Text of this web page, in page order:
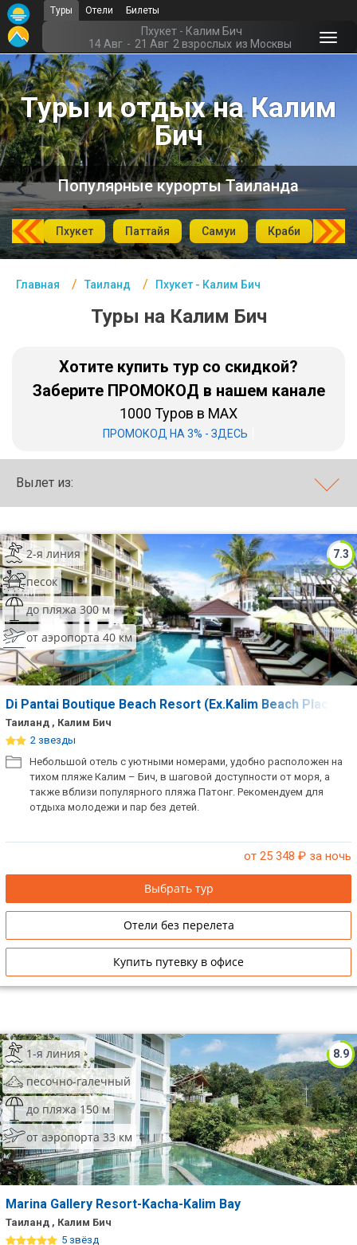
Туры Отели Билеты
Пхукет - Калим Бич
14 Авг - 21 Авг 2 взрослых из Москвы
Туры и отдых на Калим
Бич
Популярные курорты Таиланда
Пхукет Паттайя Самуи Краби Као
Главная Таиланд Пхукет - Калим Бич
Туры на Калим Бич
Хотите купить тур со скидкой?
Заберите ПРОМОКОД в нашем канале
1000 Туров в MAX
ПРОМОКОД НА 3% - ЗДЕСЬ
Вылет из:
7.3
2-я линия
песок
до пляжа 300 м
от аэропорта 40 км
Di Pantai Boutique Beach Resort (Ex.Kalim Beach Place)
Таиланд , Калим Бич
2 звезды
Небольшой отель с уютными номерами, удобно расположен на
тихом пляже Калим – Бич, в шаговой доступности от моря, а
также вблизи популярного пляжа Патонг. Рекомендуем для
отдыха молодежи и пар без детей.
от 25 348 ₽ за ночь
Выбрать тур
Отели без перелета
Купить путевку в офисе
8.9
1-я линия
песочно-галечный
до пляжа 150 м
от аэропорта 33 км
Marina Gallery Resort-Kacha-Kalim Bay
Таиланд , Калим Бич
5 звёзд
Главная
Таиланд- Курорты
Офис г. Москва
Помощь
Подборки отелей
Турция
Таиланд
ОАЭ
Египет
Бали
Северный Гоа
Занзибар
Абхазия
Большой Сочи
Кав Мин Воды
Экскурсионные туры
VIP отели 5 звезд
ТОП 10 лучших отелей 5*
ТОП 10 недорогих отелей
Лучшие отели 3* звезды
Сетевые отели Турции
Сетевые отели ОАЭ
Сетевые отели Таиланда
Сетевые отели Шри Ланки
Сетевые отели Вьетнама
Сетевые отели Мальдив